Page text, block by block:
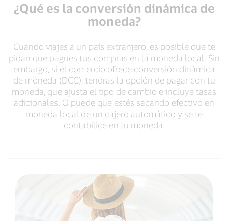
¿Qué es la conversión dinámica de
moneda?
Cuando viajes a un país extranjero, es posible que te
pidan que pagues tus compras en la moneda local. Sin
embargo, si el comercio ofrece conversión dinámica
de moneda (DCC), tendrás la opción de pagar con tu
moneda, que ajusta el tipo de cambio e incluye tasas
adicionales. O puede que estés sacando efectivo en
moneda local de un cajero automático y se te
contabilice en tu moneda.